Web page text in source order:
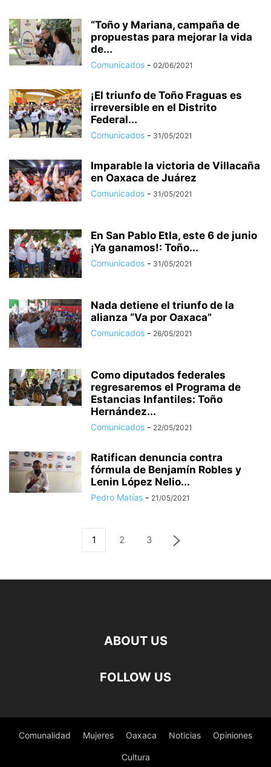
“Toño y Mariana, campaña de
propuestas para mejorar la vida
de...
Comunicados - 02/06/2021
¡El triunfo de Toño Fraguas es
irreversible en el Distrito
Federal...
Comunicados - 31/05/2021
Imparable la victoria de Villacaña
en Oaxaca de Juárez
Comunicados - 31/05/2021
En San Pablo Etla, este 6 de junio
¡Ya ganamos!: Toño...
Comunicados - 31/05/2021
Nada detiene el triunfo de la
alianza “Va por Oaxaca”
Comunicados - 26/05/2021
Como diputados federales
regresaremos el Programa de
Estancias Infantiles: Toño
Hernández...
Comunicados - 22/05/2021
Ratifican denuncia contra
fórmula de Benjamín Robles y
Lenin López Nelio...
Pedro Matías - 21/05/2021
1 2 3
ABOUT US
FOLLOW US
Comunalidad Mujeres Oaxaca Noticias Opiniones
Cultura